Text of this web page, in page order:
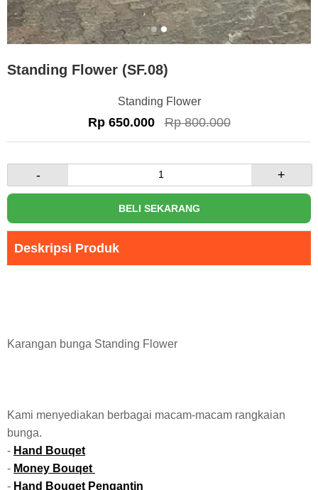
Standing Flower (SF.08)
Standing Flower
Rp 650.000 Rp 800.000
- +
BELI SEKARANG
Deskripsi Produk
Karangan bunga Standing Flower
Kami menyediakan berbagai macam-macam rangkaian
bunga.
- Hand Bouqet
- Money Bouqet
- Hand Bouqet Pengantin